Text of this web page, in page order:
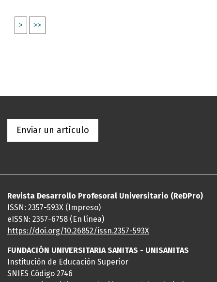
> >>
Enviar un artículo
Revista Desarrollo Profesoral Universitario (ReDPro)
ISSN: 2357-593X (Impreso)
eISSN: 2357-6758 (En línea)
https://doi.org/10.26852/issn.2357-593X
FUNDACIÓN UNIVERSITARIA SANITAS - UNISANITAS
Institución de Educación Superior
SNIES Código 2746